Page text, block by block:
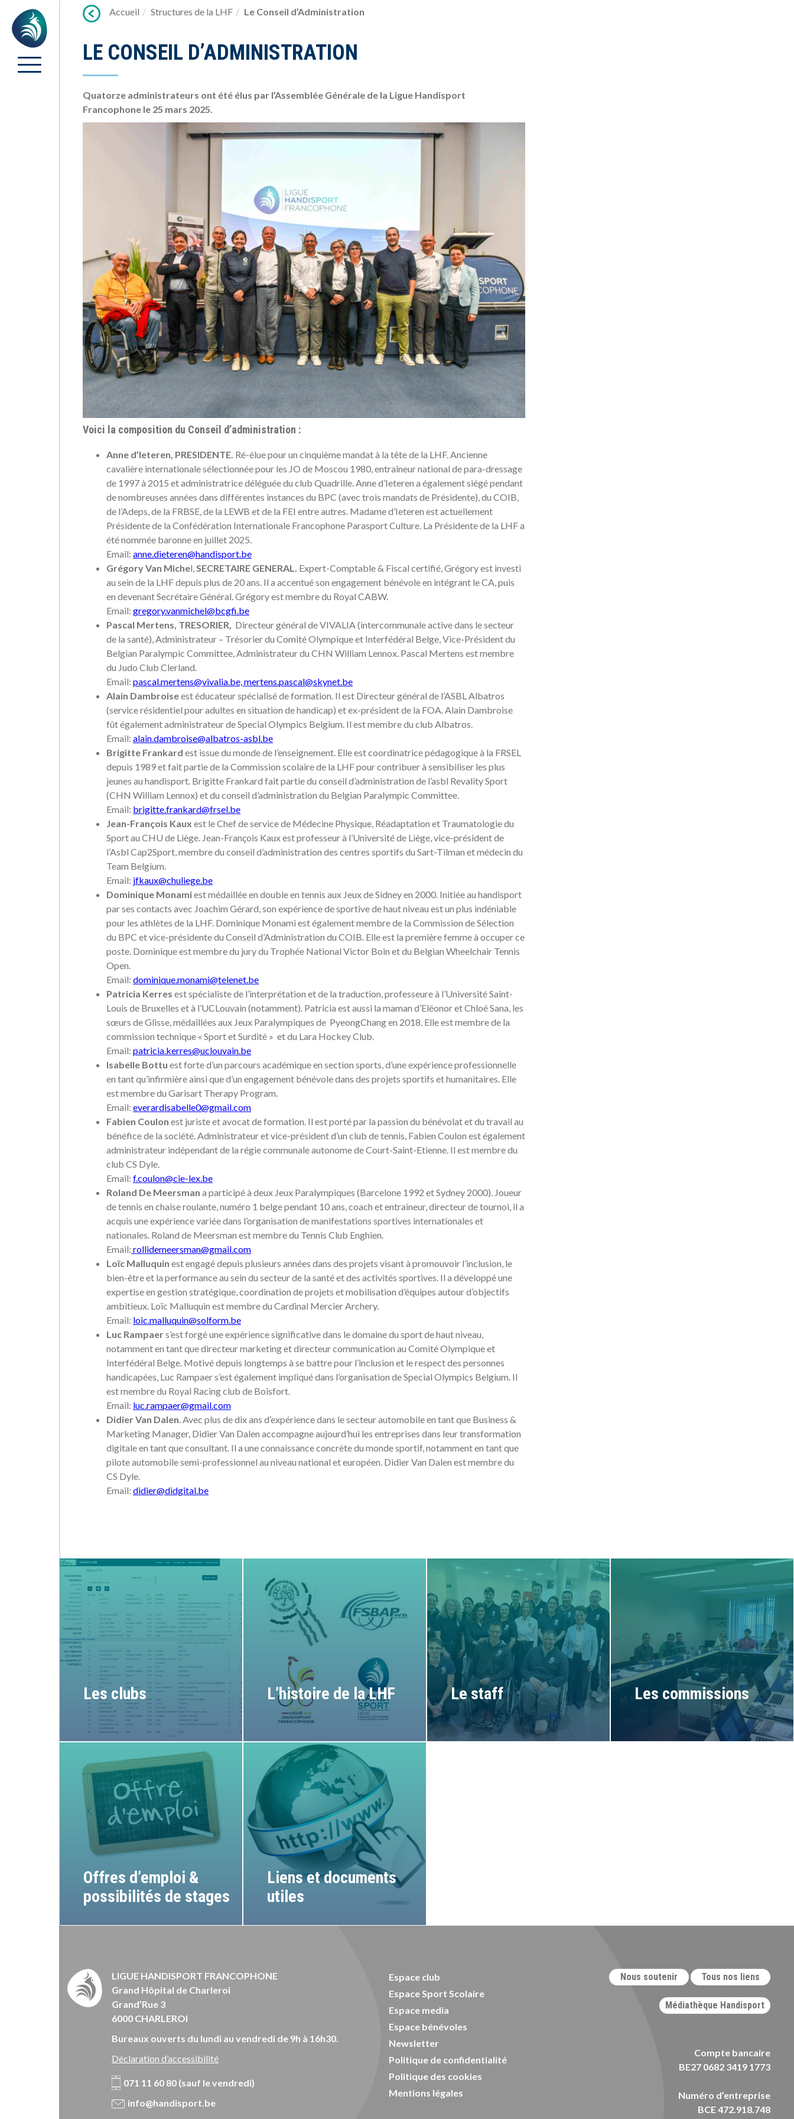
Accueil Structures de la LHF Le Conseil d’Administration
LE CONSEIL D’ADMINISTRATION
Quatorze administrateurs ont été élus par l’Assemblée Générale de la Ligue Handisport
Francophone le 25 mars 2025.
Voici la composition du Conseil d’administration :
Anne d’Ieteren, PRESIDENTE. Ré-élue pour un cinquième mandat à la tête de la LHF. Ancienne
cavalière internationale sélectionnée pour les JO de Moscou 1980, entraîneur national de para-dressage
de 1997 à 2015 et administratrice déléguée du club Quadrille. Anne d’Ieteren a également siégé pendant
de nombreuses années dans différentes instances du BPC (avec trois mandats de Présidente), du COIB,
de l’Adeps, de la FRBSE, de la LEWB et de la FEI entre autres. Madame d’Ieteren est actuellement
Présidente de la Confédération Internationale Francophone Parasport Culture. La Présidente de la LHF a
été nommée baronne en juillet 2025.
Email: anne.dieteren@handisport.be
Grégory Van Michel,SECRETAIRE GENERAL. Expert-Comptable & Fiscal certifié, Grégory est investi
au sein de la LHF depuis plus de 20 ans. Il a accentué son engagement bénévole en intégrant le CA, puis
en devenant Secrétaire Général. Grégory est membre du Royal CABW.
Email: gregory.vanmichel@bcgfi.be
Pascal Mertens, TRESORIER, Directeur général de VIVALIA (intercommunale active dans le secteur
de la santé), Administrateur – Trésorier du Comité Olympique et Interfédéral Belge, Vice-Président du
Belgian Paralympic Committee, Administrateur du CHN William Lennox. Pascal Mertens est membre
du Judo Club Clerland.
Email: pascal.mertens@vivalia.be,mertens.pascal@skynet.be
Alain Dambroiseest éducateur spécialisé de formation. Il est Directeur général de l’ASBL Albatros
(service résidentiel pour adultes en situation de handicap) et ex-président de la FOA. Alain Dambroise
fût également administrateur de Special Olympics Belgium. Il est membre du club Albatros.
Email: alain.dambroise@albatros-asbl.be
Brigitte Frankard est issue du monde de l’enseignement. Elle est coordinatrice pédagogique à la FRSEL
depuis 1989 et fait partie de la Commission scolaire de la LHF pour contribuer à sensibiliser les plus
jeunes au handisport. Brigitte Frankard fait partie du conseil d’administration de l’asbl Revality Sport
(CHN William Lennox) et du conseil d’administration du Belgian Paralympic Committee.
Email: brigitte.frankard@frsel.be
Jean-François Kaux est le Chef de service de Médecine Physique, Réadaptation et Traumatologie du
Sport au CHU de Liège. Jean-François Kaux est professeur à l’Université de Liège, vice-président de
l’Asbl Cap2Sport, membre du conseil d’administration des centres sportifs du Sart-Tilman et médecin du
Team Belgium.
Email: jfkaux@chuliege.be
Dominique Monamiest médaillée en double en tennis aux Jeux de Sidney en 2000. Initiée au handisport
par ses contacts avec Joachim Gérard, son expérience de sportive de haut niveau est un plus indéniable
pour les athlètes de la LHF. Dominique Monami est également membre de la Commission de Sélection
du BPC et vice-présidente du Conseil d’Administration du COIB. Elle est la première femme à occuper ce
poste. Dominique est membre du jury du Trophée National Victor Boin et du Belgian Wheelchair Tennis
Open.
Email: dominique.monami@telenet.be
Patricia Kerres est spécialiste de l’interprétation et de la traduction, professeure à l’Université Saint-
Louis de Bruxelles et à l’UCLouvain (notamment). Patricia est aussi la maman d’Eléonor et Chloé Sana, les
sœurs de Glisse, médaillées aux Jeux Paralympiques de PyeongChang en 2018. Elle est membre de la
commission technique « Sport et Surdité » et du Lara Hockey Club.
Email: patricia.kerres@uclouvain.be
Isabelle Bottu est forte d’un parcours académique en section sports, d’une expérience professionnelle
en tant qu’infirmière ainsi que d’un engagement bénévole dans des projets sportifs et humanitaires. Elle
est membre du Garisart Therapy Program.
Email: everardisabelle0@gmail.com
Fabien Coulon est juriste et avocat de formation. Il est porté par la passion du bénévolat et du travail au
bénéfice de la société. Administrateur et vice-président d’un club de tennis, Fabien Coulon est également
administrateur indépendant de la régie communale autonome de Court-Saint-Etienne. Il est membre du
club CS Dyle.
Email: f.coulon@cie-lex.be
Roland De Meersman a participé à deux Jeux Paralympiques (Barcelone 1992 et Sydney 2000). Joueur
de tennis en chaise roulante, numéro 1 belge pendant 10 ans, coach et entraineur, directeur de tournoi, il a
acquis une expérience variée dans l’organisation de manifestations sportives internationales et
nationales. Roland de Meersman est membre du Tennis Club Enghien.
Email: rollidemeersman@gmail.com
Loïc Malluquin est engagé depuis plusieurs années dans des projets visant à promouvoir l’inclusion, le
bien-être et la performance au sein du secteur de la santé et des activités sportives. Il a développé une
expertise en gestion stratégique, coordination de projets et mobilisation d’équipes autour d’objectifs
ambitieux. Loïc Malluquin est membre du Cardinal Mercier Archery.
Email: loic.malluquin@solform.be
Luc Rampaers’est forgé une expérience significative dans le domaine du sport de haut niveau,
notamment en tant que directeur marketing et directeur communication au Comité Olympique et
Interfédéral Belge. Motivé depuis longtemps à se battre pour l’inclusion et le respect des personnes
handicapées, Luc Rampaer s’est également impliqué dans l’organisation de Special Olympics Belgium. Il
est membre du Royal Racing club de Boisfort.
Email: luc.rampaer@gmail.com
Didier Van Dalen. Avec plus de dix ans d’expérience dans le secteur automobile en tant que Business &
Marketing Manager, Didier Van Dalen accompagne aujourd’hui les entreprises dans leur transformation
digitale en tant que consultant. Il a une connaissance concrète du monde sportif, notamment en tant que
pilote automobile semi-professionnel au niveau national et européen. Didier Van Dalen est membre du
CS Dyle.
Email: didier@didgital.be
Les clubs L’histoire de la LHF Le staff Les commissions
Offres d’emploi &
possibilités de stages
Liens et documents
utiles
LIGUE HANDISPORT FRANCOPHONE
Grand Hôpital de Charleroi
Grand’Rue 3
6000 CHARLEROI
Bureaux ouverts du lundi au vendredi de 9h à 16h30.
Déclaration d’accessibilité
071 11 60 80 (sauf le vendredi)
info@handisport.be
Espace club
Espace Sport Scolaire
Espace media
Espace bénévoles
Newsletter
Politique de confidentialité
Politique des cookies
Mentions légales
Nous soutenir Tous nos liens
Médiathèque Handisport
Compte bancaire
BE27 0682 3419 1773
Numéro d’entreprise
BCE 472.918.748